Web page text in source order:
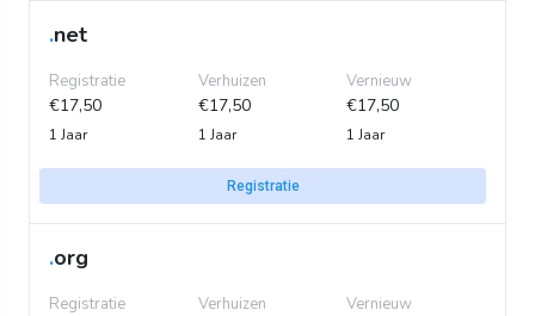
.net
Registratie
€17,50
1 Jaar
Verhuizen
€17,50
1 Jaar
Vernieuw
€17,50
1 Jaar
Registratie
.org
Registratie Verhuizen Vernieuw